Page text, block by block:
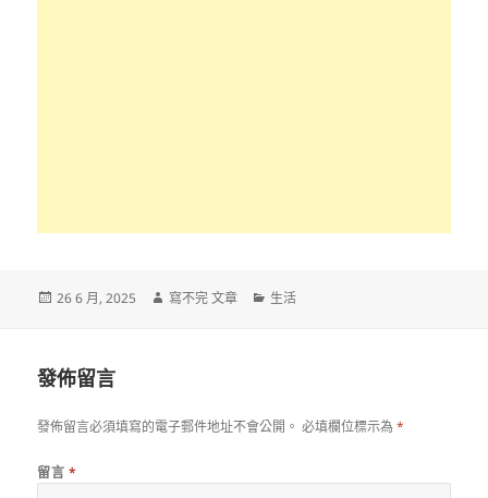
發
26 6 月, 2025
作
寫不完 文章
分
生活
發佈留言
發佈留言必須填寫的電子郵件地址不會公開。 必填欄位標示為*
留言 *